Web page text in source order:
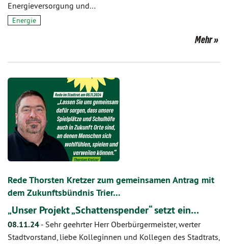
Energieversorgung und…
Energie
Mehr
Rede Thorsten Kretzer zum gemeinsamen Antrag mit
dem Zukunftsbündnis Trier…
„Unser Projekt „Schattenspender“ setzt ein…
08.11.24 - Sehr geehrter Herr Oberbürgermeister, werter
Stadtvorstand, liebe Kolleginnen und Kollegen des Stadtrats,